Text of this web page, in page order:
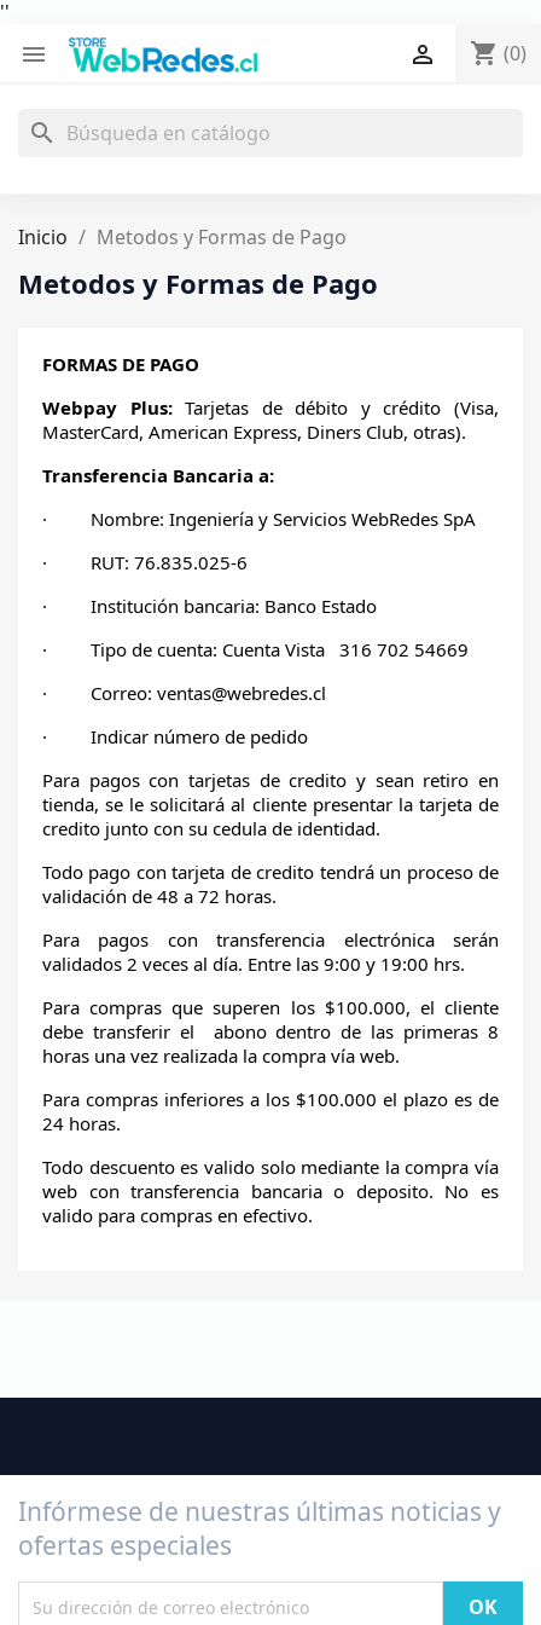
''
 shopping_cart (0)

search
Inicio Metodos y Formas de Pago
Metodos y Formas de Pago
FORMAS DE PAGO
Webpay Plus:Tarjetas de débito y crédito (Visa,
MasterCard, American Express, Diners Club, otras).
Transferencia Bancaria a:
· Nombre: Ingeniería y Servicios WebRedes SpA
· RUT: 76.835.025-6
· Institución bancaria: Banco Estado
· Tipo de cuenta: Cuenta Vista 316 702 54669
· Correo: ventas@webredes.cl
· Indicar número de pedido
Para pagos con tarjetas de credito y sean retiro en
tienda, se le solicitará al cliente presentar la tarjeta de
credito junto con su cedula de identidad.
Todo pago con tarjeta de credito tendrá un proceso de
validación de 48 a 72 horas.
Para pagos con transferencia electrónica serán
validados 2 veces al día. Entre las 9:00 y 19:00 hrs.
Para compras que superen los $100.000, el cliente
debe transferir el abono dentro de las primeras 8
horas una vez realizada la compra vía web.
Para compras inferiores a los $100.000 el plazo es de
24 horas.
Todo descuento es valido solo mediante la compra vía
web con transferencia bancaria o deposito. No es
valido para compras en efectivo.
Infórmese de nuestras últimas noticias y
ofertas especiales